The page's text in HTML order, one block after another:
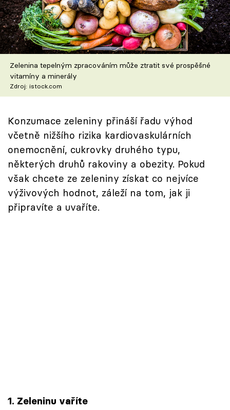
Škola vaření
Recepty z TV
Speciál: Cuketa
Těhotnej kuchař
Přihlášení
Sledujte nás
Zelenina tepelným zpracováním může ztratit své prospěšné
vitamíny a minerály
Zdroj: istock.com
Konzumace zeleniny přináší řadu výhod
včetně nižšího rizika kardiovaskulárních
onemocnění, cukrovky druhého typu,
některých druhů rakoviny a obezity. Pokud
však chcete ze zeleniny získat co nejvíce
výživových hodnot, záleží na tom, jak ji
připravíte a uvaříte.
1. Zeleninu vaříte